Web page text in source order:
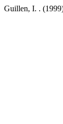
Guillen, I. .